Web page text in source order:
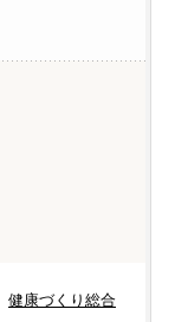
健康づくり総合